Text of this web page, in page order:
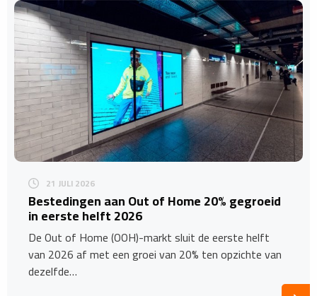
21 JULI 2026
Bestedingen aan Out of Home 20% gegroeid
in eerste helft 2026
De Out of Home (OOH)-markt sluit de eerste helft
van 2026 af met een groei van 20% ten opzichte van
dezelfde…